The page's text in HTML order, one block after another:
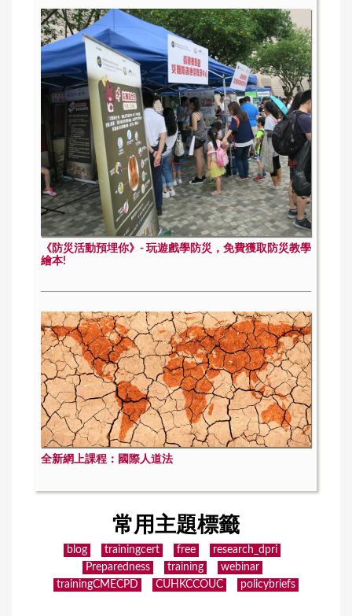
《防災活動預埋你》- 玩遊戲學防災，免費獲取防災教學
繪本!
全新網上課程：國際人道法
常用主題標籤
blog trainingcert free
research_dpri
Preparedness
training
webinar
trainingCMECPD
CUHKCCOUC policybriefs